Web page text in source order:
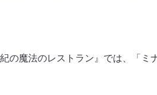
の魔法のレストラン』では、「ミ